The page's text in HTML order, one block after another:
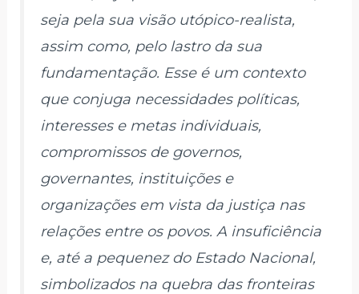
seja pela sua visão utópico-realista,
assim como, pelo lastro da sua
fundamentação. Esse é um contexto
que conjuga necessidades políticas,
interesses e metas individuais,
compromissos de governos,
governantes, instituições e
organizações em vista da justiça nas
relações entre os povos. A insuficiência
e, até a pequenez do Estado Nacional,
simbolizados na quebra das fronteiras